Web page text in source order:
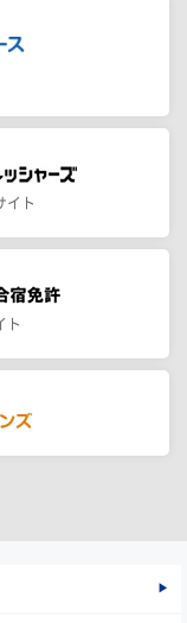
イト
ト